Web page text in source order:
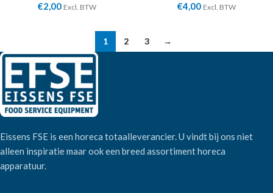
€2,00 Excl. BTW €4,00 Excl. BTW
1 2 3 →
Eissens FSE is een horeca totaalleverancier. U vindt bij ons niet
alleen inspiratie maar ook een breed assortiment horeca
apparatuur.